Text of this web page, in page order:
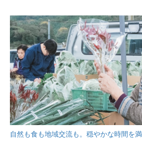
自然も食も地域交流も。穏やかな時間を